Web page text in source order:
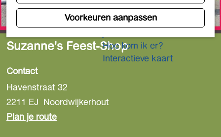
Voorkeuren aanpassen
m
e
Overnachten
Hoe kom ik er?
Interactieve kaart
Suzanne's Feest-Shop
Contact
Havenstraat 32
2211 EJ Noordwijkerhout
Plan je routen